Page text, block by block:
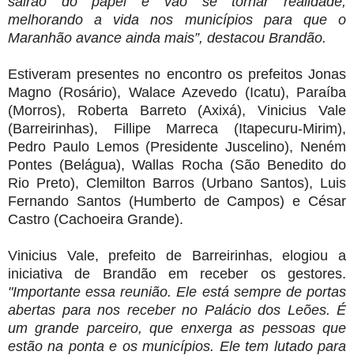
melhorando a vida nos municípios para que o
Maranhão avance ainda mais”, destacou Brandão.
Estiveram presentes no encontro os prefeitos Jonas
Magno (Rosário), Walace Azevedo (Icatu), Paraíba
(Morros), Roberta Barreto (Axixá), Vinicius Vale
(Barreirinhas), Fillipe Marreca (Itapecuru-Mirim),
Pedro Paulo Lemos (Presidente Juscelino), Neném
Pontes (Belágua), Wallas Rocha (São Benedito do
Rio Preto), Clemilton Barros (Urbano Santos), Luis
Fernando Santos (Humberto de Campos) e César
Castro (Cachoeira Grande).
Vinicius Vale, prefeito de Barreirinhas, elogiou a
iniciativa de Brandão em receber os gestores.
"Importante essa reunião. Ele está sempre de portas
abertas para nos receber no Palácio dos Leões. É
um grande parceiro, que enxerga as pessoas que
estão na ponta e os municípios. Ele tem lutado para